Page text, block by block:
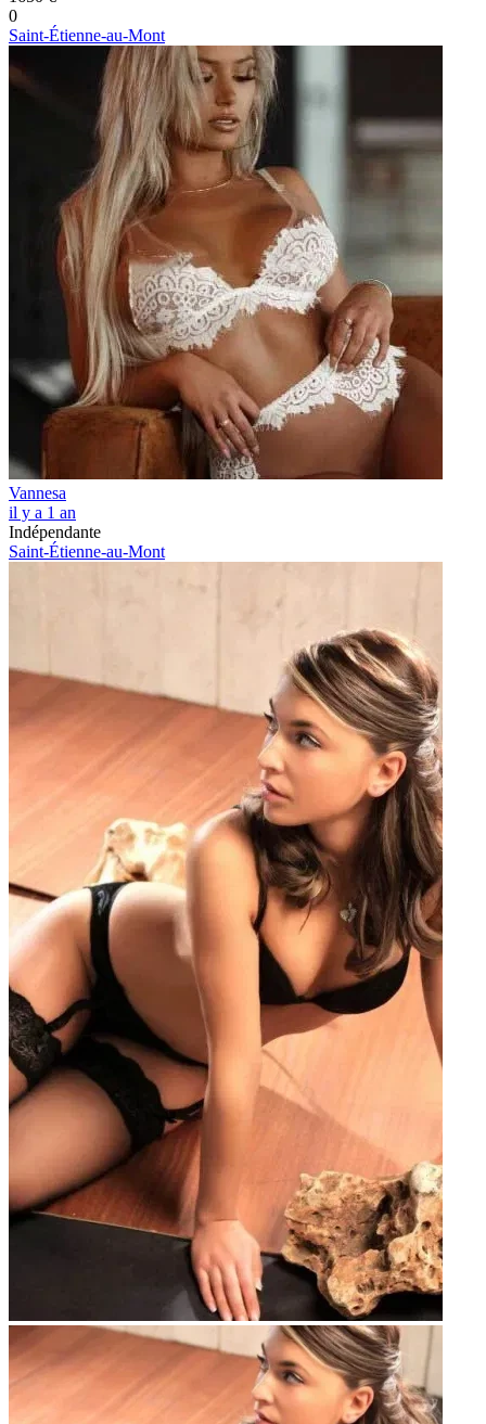
0
Saint-Étienne-au-Mont
Vannesa
il y a 1 an
Indépendante
Saint-Étienne-au-Mont